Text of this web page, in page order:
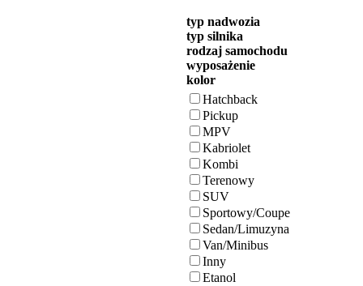
typ nadwozia
typ silnika
rodzaj samochodu
wyposażenie
kolor
Hatchback
Pickup
MPV
Kabriolet
Kombi
Terenowy
SUV
Sportowy/Coupe
Sedan/Limuzyna
Van/Minibus
Inny
Etanol